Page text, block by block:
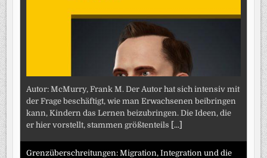
Autor: McMurry, Frank M. Der Autor hat sich intensiv mit
der Frage beschäftigt, wie man Erwachsenen beibringen
kann, Kindern das Lernen beizubringen. Die Ideen, die
er hier vorstellt, stammen größtenteils [...]
Grenzüberschreitungen: Migration, Integration und die